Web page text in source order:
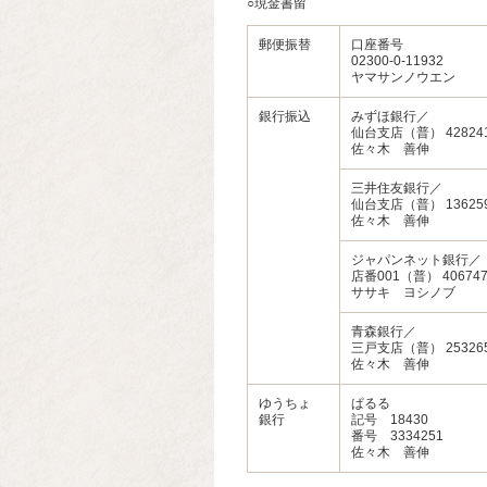
○現金書留
郵便振替
口座番号
02300-0-11932
ヤマサンノウエン
銀行振込
みずほ銀行／
仙台支店（普）
佐々木 善伸
三井住友銀行／
仙台支店（普）
佐々木 善伸
ジャパンネット銀行／
店番001（普）
ササキ ヨシノブ
青森銀行／
三戸支店（普）
佐々木 善伸
ゆうちょ
銀行
ぱるる
記号 18430
番号 3334251
佐々木 善伸